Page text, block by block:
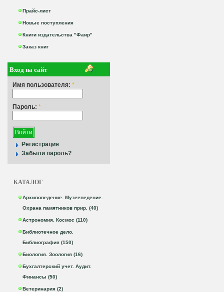
Прайс-лист
Новые поступления
Книги издательства "Фаир"
Заказ книг
Вход на сайт
Имя пользователя: *
Пароль: *
Регистрация
Забыли пароль?
КАТАЛОГ
Архивоведение. Музееведение.
Охрана памятников прир. (40)
Астрономия. Космос (110)
Библиотечное дело.
Библиография (150)
Биология. Зоология (16)
Бухгалтерский учет. Аудит.
Финансы (50)
Ветеринария (2)